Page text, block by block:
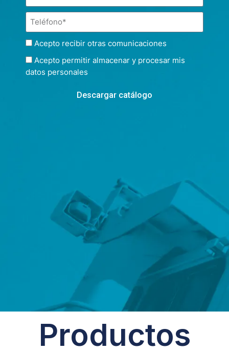
Acepto recibir otras comunicaciones
Acepto permitir almacenar y procesar mis
datos personales
Descargar catálogo
Productos